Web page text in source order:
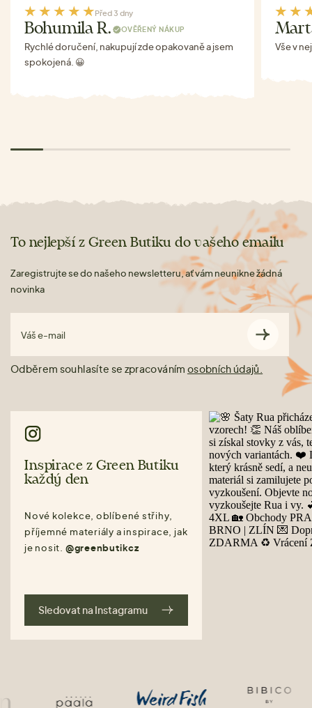
Před 3 dny
Bohumila R. OVĚŘENÝ NÁKUP
Rychlé doručení, nakupují zde opakovaně a jsem
spokojená. 😀
Vše v
To nejlepší z Green Butiku do vašeho emailu
Zaregistrujte se do našeho newsletteru, ať vám neunikne žádná
novinka
Váš e-mail
Odběrem souhlasíte se zpracováním osobních údajů.
Inspirace z Green Butiku
každý den
Nové kolekce, oblíbené střihy,
příjemné materiály a inspirace, jak
je nosit. @greenbutikcz
Sledovat na Instagramu